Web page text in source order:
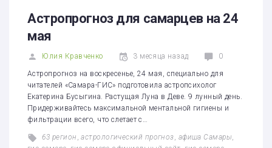
Астропрогноз для самарцев на 24
мая
Юлия Кравченко 3 месяца назад 0
Астропрогноз на воскресенье, 24 мая, специально для
читателей «Самара-ГИС» подготовила астропсихолог
Екатерина Бусыгина. Растущая Луна в Деве. 9 лунный день.
Придерживайтесь максимальной ментальной гигиены и
фильтрации всего, что слетает с…
63 регион ,астрологический прогноз, афиша Самары,